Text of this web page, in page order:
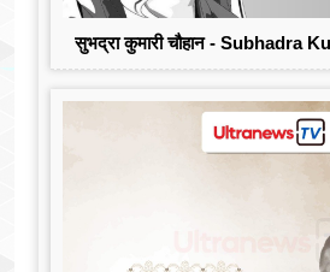
सुभद्रा कुमारी चौहान - Subhadra